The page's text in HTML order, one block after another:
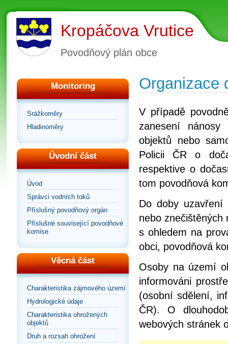
Kropáčova Vrutice
Povodňový plán obce
Monitoring
Srážkoměry
Hladinoměry
Úvodní část
Úvod
Správci vodních toků
Příslušný povodňový orgán
Příslušné související povodňové
komise
Věcná část
Charakteristika zájmového území
Hydrologické údaje
Charakteristika ohrožených
objektů
Druh a rozsah ohrožení
Organizace
V případě
zanesení
objektů nebo
Policii ČR o
respektive o
tom povodňová
Do doby uzavření
nebo
s ohledem na
obci, povodňová
Osoby na území
informováni
(osobní sdělení,
ČR). O
webových stránek